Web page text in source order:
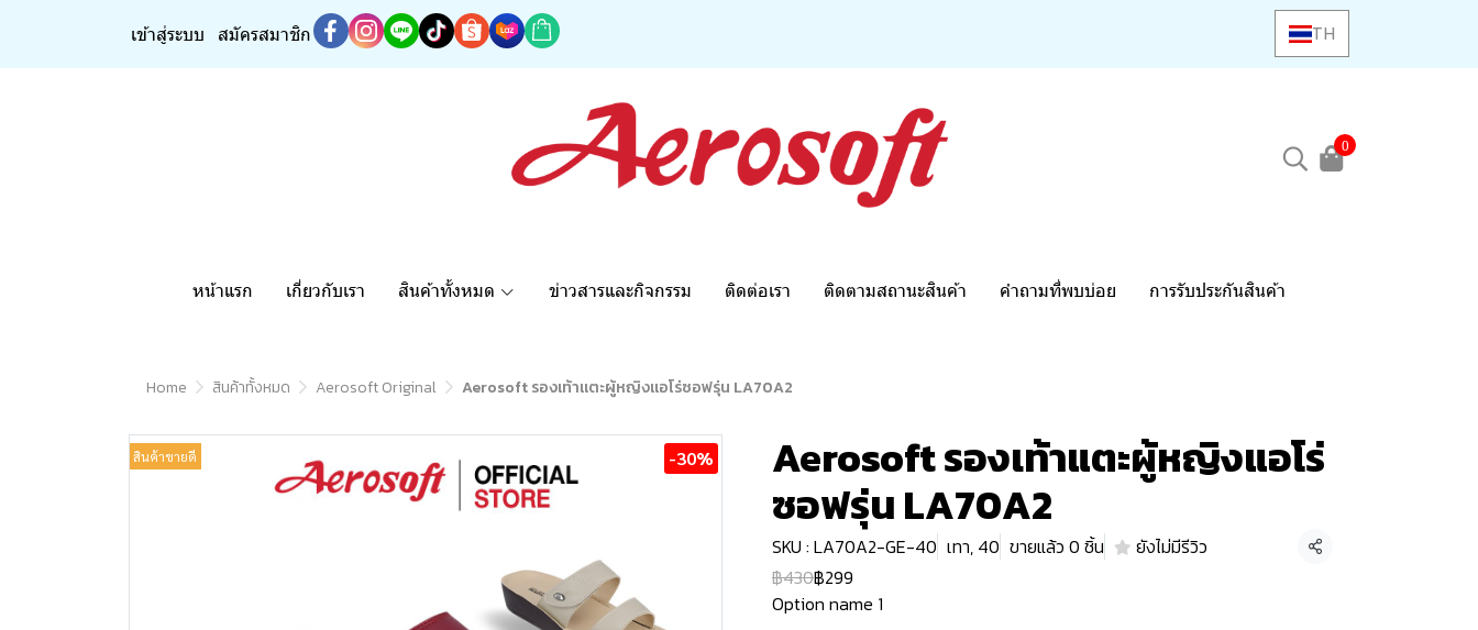
เข้าสู่ระบบ สมัครสมาชิก TH
0
หน้าแรก เกี่ยวกับเรา สินค้าทั้งหมด ข่าวสารและกิจกรรม ติดต่อเรา ติดตามสถานะสินค้า คำถามที่พบบ่อย การรับประกันสินค้า
Home สินค้าทั้งหมด Aerosoft Original Aerosoft รองเท้าแตะผู้หญิงแอโร่ซอฟรุ่น LA70A2
สินค้าขายดี -30% Aerosoft รองเท้าแตะผู้หญิงแอโร่
ซอฟรุ่น LA70A2
SKU : LA70A2-GE-40 เทา, 40 ขายแล้ว 0 ชิ้น ยังไม่มีรีวิว แชร์
฿430฿299
Option name 1